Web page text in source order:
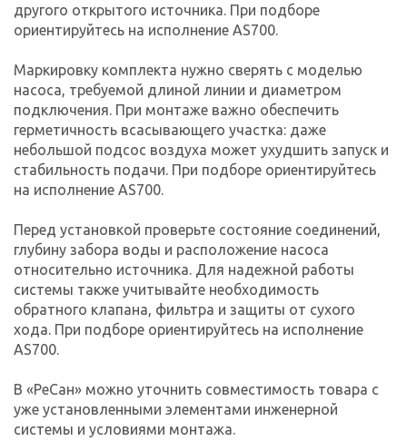
другого открытого источника. При подборе
ориентируйтесь на исполнение AS700.
Маркировку комплекта нужно сверять с моделью
насоса, требуемой длиной линии и диаметром
подключения. При монтаже важно обеспечить
герметичность всасывающего участка: даже
небольшой подсос воздуха может ухудшить запуск и
стабильность подачи. При подборе ориентируйтесь
на исполнение AS700.
Перед установкой проверьте состояние соединений,
глубину забора воды и расположение насоса
относительно источника. Для надежной работы
системы также учитывайте необходимость
обратного клапана, фильтра и защиты от сухого
хода. При подборе ориентируйтесь на исполнение
AS700.
В «РеСан» можно уточнить совместимость товара с
уже установленными элементами инженерной
системы и условиями монтажа.